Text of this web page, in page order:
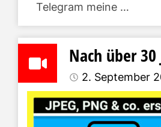
Telegram meine …
Nach über
2. September